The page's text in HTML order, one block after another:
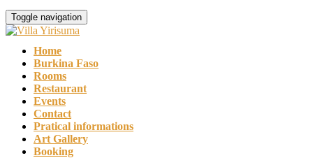
Toggle navigation
Home
Burkina Faso
Rooms
Restaurant
Events
Contact
Pratical informations
Art Gallery
Booking